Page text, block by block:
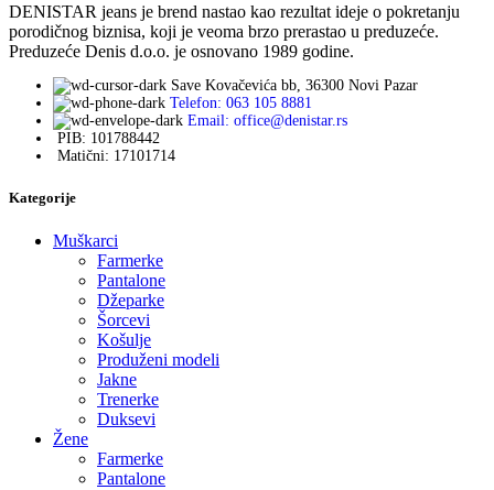
DENISTAR jeans je brend nastao kao rezultat ideje o pokretanju
porodičnog biznisa, koji je veoma brzo prerastao u preduzeće.
Preduzeće Denis d.o.o. je osnovano 1989 godine.
Save Kovačevića bb, 36300 Novi Pazar
Telefon: 063 105 8881
Email: office@denistar.rs
PIB: 101788442
Matični: 17101714
Kategorije
Muškarci
Farmerke
Pantalone
Džeparke
Šorcevi
Košulje
Produženi modeli
Jakne
Trenerke
Duksevi
Žene
Farmerke
Pantalone